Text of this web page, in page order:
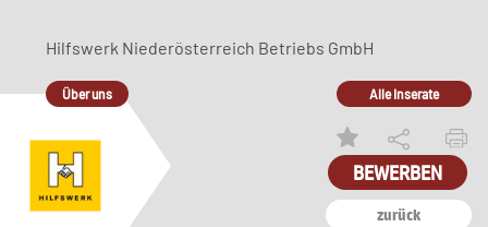
zurück
Hilfswerk Niederösterreich Betriebs GmbH
Über uns Alle Inserate